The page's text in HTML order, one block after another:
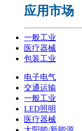
应用市场
一般工业
医疗器械
包装工业
电子电气
交通运输
一般工业
LED照明
医疗器械